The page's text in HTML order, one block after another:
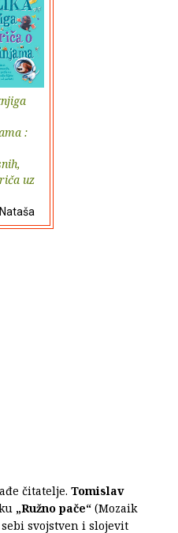
:
uz
čitatelje. Tomislav
„Ružno pače“ (Mozaik
svojstven i slojevit